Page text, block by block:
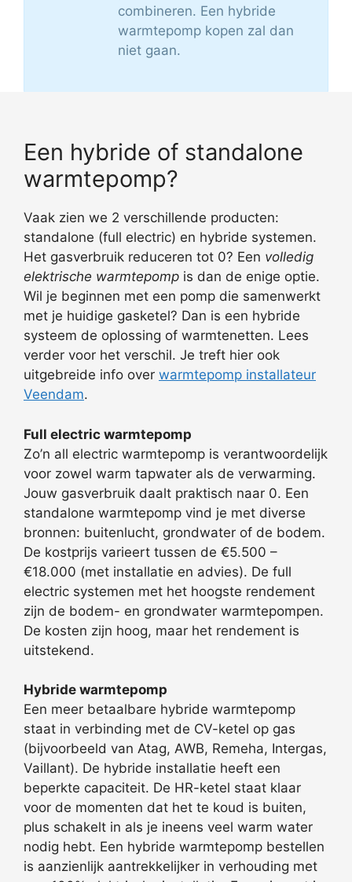
combineren. Een hybride
warmtepomp kopen zal dan
niet gaan.
Een hybride of standalone
warmtepomp?
Vaak zien we 2 verschillende producten:
standalone (full electric) en hybride systemen.
Het gasverbruik reduceren tot 0? Een volledig
elektrische warmtepomp is dan de enige optie.
Wil je beginnen met een pomp die samenwerkt
met je huidige gasketel? Dan is een hybride
systeem de oplossing of warmtenetten. Lees
verder voor het verschil. Je treft hier ook
uitgebreide info over warmtepomp installateur
Veendam.
Full electric warmtepomp
Zo’n all electric warmtepomp is verantwoordelijk
voor zowel warm tapwater als de verwarming.
Jouw gasverbruik daalt praktisch naar 0. Een
standalone warmtepomp vind je met diverse
bronnen: buitenlucht, grondwater of de bodem.
De kostprijs varieert tussen de €5.500 –
€18.000 (met installatie en advies). De full
electric systemen met het hoogste rendement
zijn de bodem- en grondwater warmtepompen.
De kosten zijn hoog, maar het rendement is
uitstekend.
Hybride warmtepomp
Een meer betaalbare hybride warmtepomp
staat in verbinding met de CV-ketel op gas
(bijvoorbeeld van Atag, AWB, Remeha, Intergas,
Vaillant). De hybride installatie heeft een
beperkte capaciteit. De HR-ketel staat klaar
voor de momenten dat het te koud is buiten,
plus schakelt in als je ineens veel warm water
nodig hebt. Een hybride warmtepomp bestellen
is aanzienlijk aantrekkelijker in verhouding met